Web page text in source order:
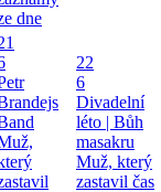
dne
22
6
Divadelní
léto | Bůh
masakru
Muž, který
zastavil čas